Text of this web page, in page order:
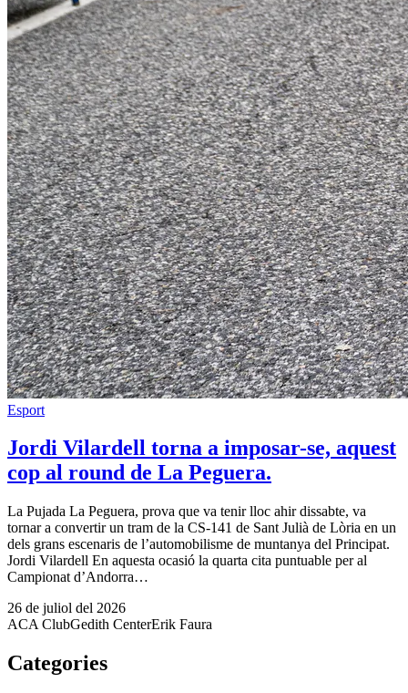
Esport
Jordi Vilardell torna a imposar-se, aquest
cop al round de La Peguera.
La Pujada La Peguera, prova que va tenir lloc ahir dissabte, va
tornar a convertir un tram de la CS-141 de Sant Julià de Lòria en un
dels grans escenaris de l’automobilisme de muntanya del Principat.
Jordi Vilardell En aquesta ocasió la quarta cita puntuable per al
Campionat d’Andorra…
26 de juliol del 2026
ACA ClubGedith CenterErik Faura
Categories